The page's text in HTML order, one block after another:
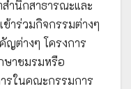
ำนึกสาธารณะและ
าร่วมกิจกรรมต่างๆ
ญต่างๆ โครงการ
ษาชมรมหรือ
รในคณะกรรมการ